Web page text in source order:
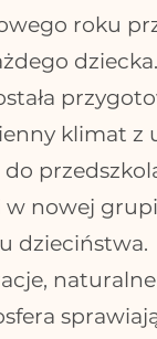
roku
klimat
w nowej
dzieciństwa.